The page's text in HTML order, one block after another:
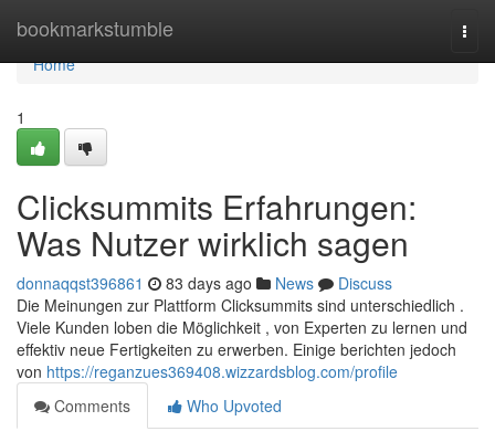
bookmarkstumble
Home
Home
1
Clicksummits Erfahrungen:
Was Nutzer wirklich sagen
donnaqqst396861 83 days ago News
Discuss
Die Meinungen zur Plattform Clicksummits sind unterschiedlich .
Viele Kunden loben die Möglichkeit , von Experten zu lernen und
effektiv neue Fertigkeiten zu erwerben. Einige berichten jedoch
von https://reganzues369408.wizzardsblog.com/profile
Comments
Who Upvoted